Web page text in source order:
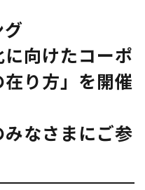
せ
ジン
ン
に向けたコーポ
り方」を開催
なさまにご参